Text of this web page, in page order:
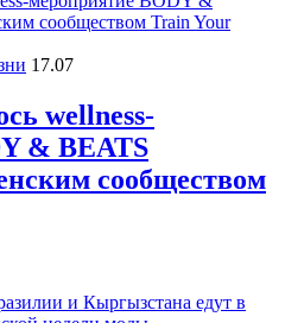
17.07
wellness-
& BEATS
сообществом